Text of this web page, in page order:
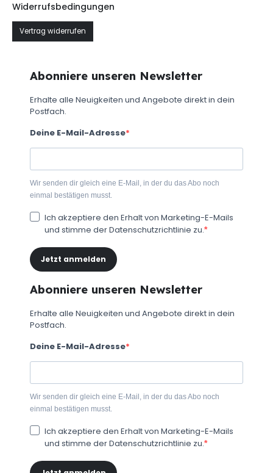
Widerrufsbedingungen
Vertrag widerrufen
Abonniere unseren Newsletter
Erhalte alle Neuigkeiten und Angebote direkt in dein
Postfach.
Deine E-Mail-Adresse
Wir senden dir gleich eine E-Mail, in der du das Abo noch
einmal bestätigen musst.
Ich akzeptiere den Erhalt von Marketing-E-Mails
und stimme der Datenschutzrichtlinie zu.
Jetzt anmelden
Abonniere unseren Newsletter
Erhalte alle Neuigkeiten und Angebote direkt in dein
Postfach.
Deine E-Mail-Adresse
Wir senden dir gleich eine E-Mail, in der du das Abo noch
einmal bestätigen musst.
Ich akzeptiere den Erhalt von Marketing-E-Mails
und stimme der Datenschutzrichtlinie zu.